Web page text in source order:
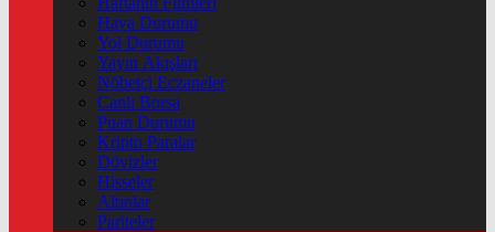
Hava Durumu
Yol Durumu
Yayın Akışları
Nöbetçi Eczaneler
Canlı Borsa
Puan Durumu
Kripto Paralar
Dövizler
Hisseler
Altınlar
Pariteler